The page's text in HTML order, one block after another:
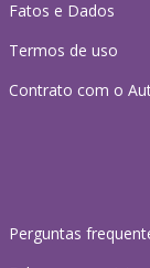
Fatos e Dados
Termos de uso
Contrato com o
Perguntas